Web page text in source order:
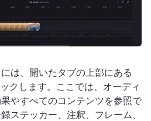
は、開いたタブの上部にある
クします。 ここでは、オーディ
やすべてのコンテンツを参照で
ステッカー、注釈、フレーム、